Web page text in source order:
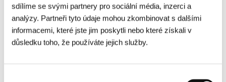
sdílíme se svými partnery pro sociální média, inzerci a
analýzy. Partneři tyto údaje mohou zkombinovat s dalšími
informacemi, které jste jim poskytli nebo které získali v
důsledku toho, že používáte jejich služby.